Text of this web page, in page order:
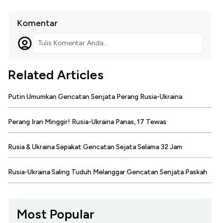
Komentar
Tulis Komentar Anda...
Related Articles
Putin Umumkan Gencatan Senjata Perang Rusia-Ukraina
Perang Iran Minggir! Rusia-Ukraina Panas, 17 Tewas
Rusia & Ukraina Sepakat Gencatan Sejata Selama 32 Jam
Rusia-Ukraina Saling Tuduh Melanggar Gencatan Senjata Paskah
Most Popular